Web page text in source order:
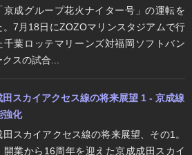
京成グループ花火ナイター号」の運転を
。7月18日にZOZOマリンスタジアムで行
千葉ロッテマリーンズ対福岡ソフトバン
スの試合...
田スカイアクセス線の将来展望 1 - 京成線
強化
田スカイアクセス線の将来展望、その1。
開業から16周年を迎えた京成成田スカイ